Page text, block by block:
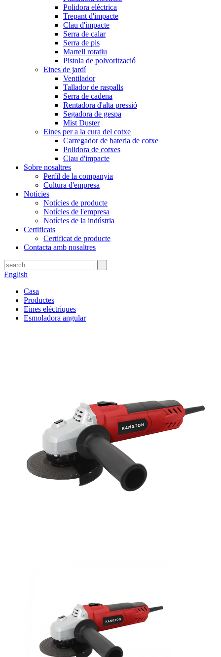
Polidora elèctrica
Trepant d'impacte
Clau d'impacte
Serra de calar
Serra de pis
Martell rotatiu
Pistola de polvorització
Eines de jardí
Ventilador
Tallador de raspalls
Serra de cadena
Rentadora d'alta pressió
Segadora de gespa
Mist Duster
Eines per a la cura del cotxe
Carregador de bateria de cotxe
Polidora de cotxes
Clau d'impacte
Sobre nosaltres
Perfil de la companyia
Cultura d'empresa
Notícies
Notícies de producte
Notícies de l'empresa
Notícies de la indústria
Certificats
Certificat de producte
Contacta amb nosaltres
English
Casa
Productes
Eines elèctriques
Esmoladora angular